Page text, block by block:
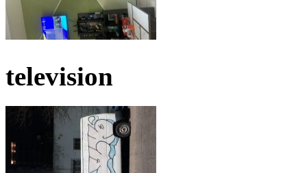
television